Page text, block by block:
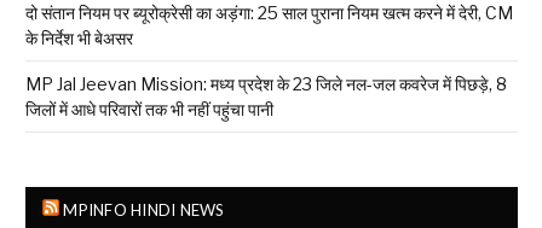
दो संतान नियम पर ब्यूरोक्रेसी का अड़ंगा: 25 साल पुराना नियम खत्म करने में देरी, CM
के निर्देश भी बेअसर
MP Jal Jeevan Mission: मध्य प्रदेश के 23 जिले नल-जल कवरेज में पिछड़े, 8
जिलों में आधे परिवारों तक भी नहीं पहुंचा पानी
MPINFO HINDI NEWS